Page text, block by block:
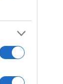
régészeti
1969 nyarán
pakolgatni
a televíziós
hatású